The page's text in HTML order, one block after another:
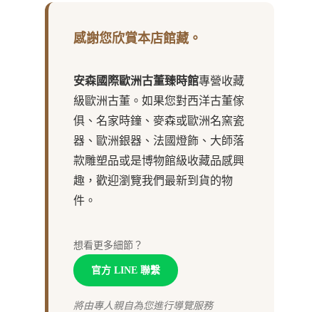
感謝您欣賞本店館藏。
安森國際歐洲古董臻時館專營收藏
級歐洲古董。如果您對西洋古董傢
俱、名家時鐘、麥森或歐洲名窯瓷
器、歐洲銀器、法國燈飾、大師落
款雕塑品或是博物館級收藏品感興
趣，歡迎瀏覽我們最新到貨的物
件。
想看更多細節？
官方 LINE 聯繫
將由專人親自為您進行導覽服務